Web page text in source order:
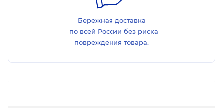
Бережная доставка
по всей России без риска
повреждения товара.